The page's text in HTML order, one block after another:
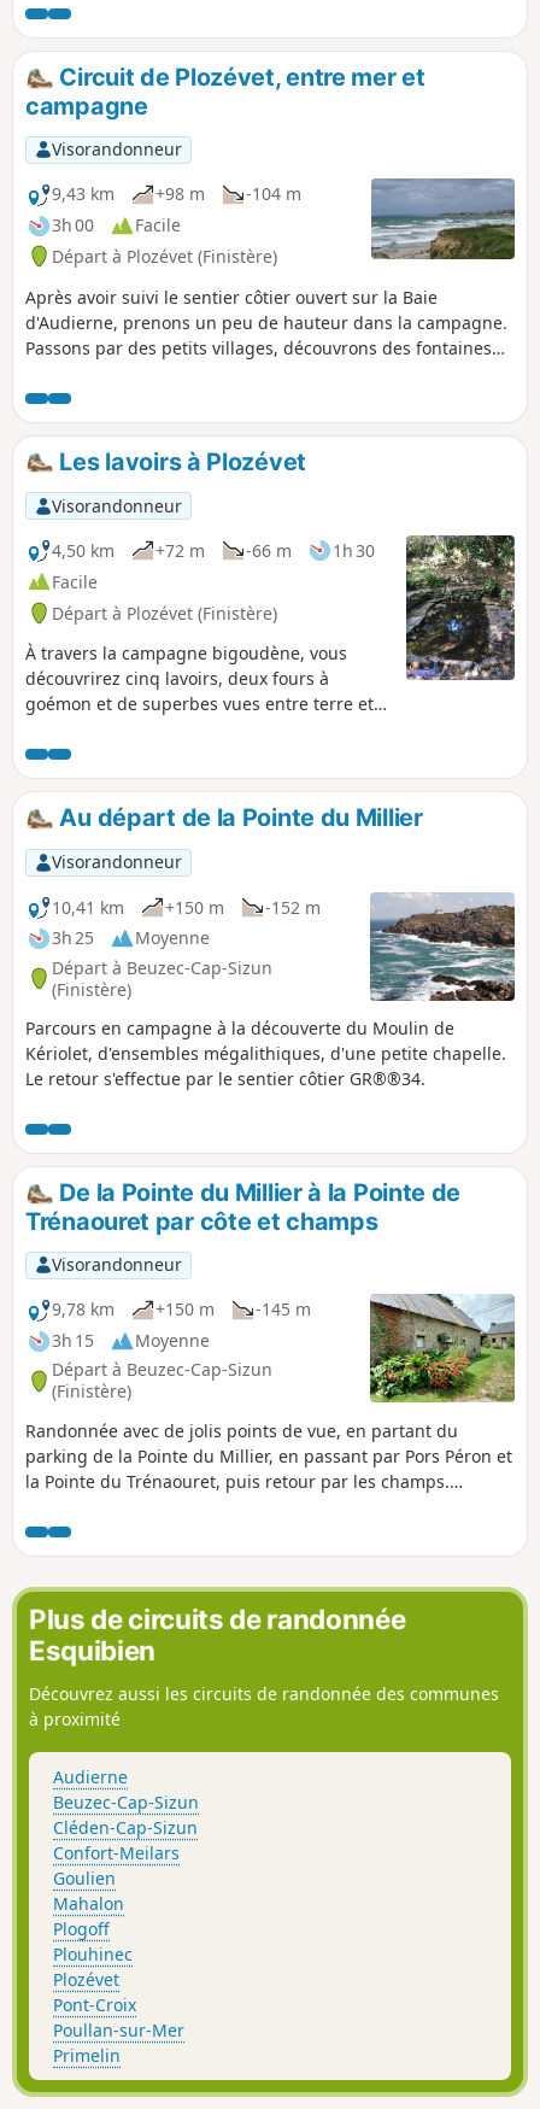
Brézellec. La côte ainsi que les champs s'offriront à vos
yeux.
Circuit de Plozévet, entre mer et
campagne
Visorandonneur
9,43 km
+98 m
-104 m
3h 00
Facile
Départ à Plozévet (Finistère)
Après avoir suivi le sentier côtier ouvert sur la Baie
d'Audierne, prenons un peu de hauteur dans la campagne.
Passons par des petits villages, découvrons des fontaines
Les lavoirs à Plozévet
Visorandonneur
4,50 km
+72 m -66 m
1h 30
Facile
Départ à Plozévet (Finistère)
À travers la campagne bigoudène, vous
découvrirez cinq lavoirs, deux fours à
goémon et de superbes vues entre terre et
Au départ de la Pointe du Millier
Visorandonneur
10,41 km
+150 m
-152 m
3h 25
Moyenne
Départ à Beuzec-Cap-Sizun
(Finistère)
Parcours en campagne à la découverte du Moulin de
Kériolet, d'ensembles mégalithiques, d'une petite chapelle.
Le retour s'effectue par le sentier côtier GR®®34.
De la Pointe du Millier à la Pointe de
Trénaouret par côte et champs
Visorandonneur
9,78 km
+150 m
-145 m
3h 15
Moyenne
Départ à Beuzec-Cap-Sizun
(Finistère)
Randonnée avec de jolis points de vue, en partant du
parking de la Pointe du Millier, en passant par Pors Péron et
la Pointe du Trénaouret, puis retour par les champs.
celles et ceux qui ne supportent pas le goudron, possibilité
de faire l'aller-retour le long de la côte, sans boucle.
Plus de circuits de randonnée
Esquibien
Découvrez aussi les circuits de randonnée des communes
à proximité
Audierne
Beuzec-Cap-Sizun
Cléden-Cap-Sizun
Confort-Meilars
Goulien
Mahalon
Plogoff
Plouhinec
Plozévet
Pont-Croix
Poullan-sur-Mer
Primelin